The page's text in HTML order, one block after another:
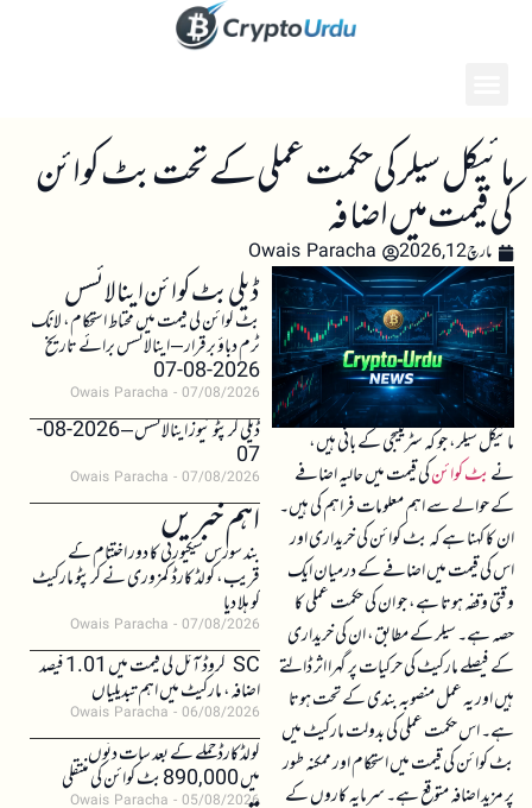
مائیکل سیلر کی حکمت عملی کے تحت بٹ کوائن
کی قیمت میں اضافہ
مارچ 12, 2026 Owais Paracha
مائیکل سیلر، جو کہ سٹریٹیجی کے بانی ہیں،
نےبٹ کوائنکی قیمت میں حالیہ اضافے
کے حوالے سے اہم معلومات فراہم کی ہیں۔
ان کا کہنا ہے کہ بٹ کوائن کی خریداری اور
اس کی قیمت میں اضافے کے درمیان ایک
وقتی وقفہ ہوتا ہے، جو ان کی حکمت عملی کا
حصہ ہے۔ سیلر کے مطابق، ان کی خریداری
کے فیصلے مارکیٹ کی حرکیات پر گہرا اثر ڈالتے
ہیں اور یہ عمل منصوبہ بندی کے تحت ہوتا
ہے۔ اس حکمت عملی کی بدولت مارکیٹ میں
بٹ کوائن کی قیمت میں استحکام اور ممکنہ طور
پر مزید اضافہ متوقع ہے۔ سرمایہ کاروں کے
ڈیلی بٹ کوائن اینالائسس
بٹ کوائن کی قیمت میں محتاط استحکام، لانگ
ٹرم دباؤ برقرار – اینالائسس برائے تاریخ
2026-08-07
Owais Paracha 07/08/2026
ڈیلی کرپٹو نیوز اینالائسس – 2026-08-
07
Owais Paracha 07/08/2026
اہم خبریں
بند سورس سیکیورٹی کا دور اختتام کے
قریب، کولڈ کارڈ کمزوری نے کرپٹو مارکیٹ
کو ہلا دیا
Owais Paracha 07/08/2026
SC کروڈ آئل کی قیمت میں 1.01 فیصد
اضافہ، مارکیٹ میں اہم تبدیلیاں
Owais Paracha 06/08/2026
کولڈکارڈ حملے کے بعد سات دنوں
میں 890,000 بٹ کوائن کی منتقلی
Owais Paracha 05/08/2026